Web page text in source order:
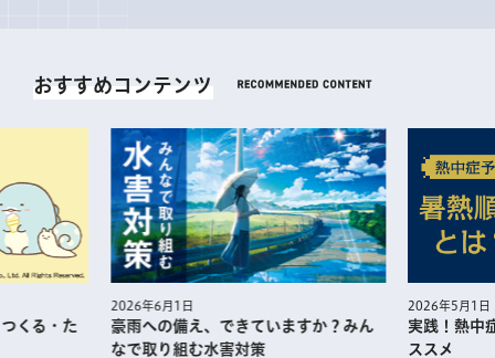
おすすめコンテンツ
くる・た
2026年6月1日
豪雨への備え、できていますか？みん
なで取り組む水害対策
2026年5月1日
実践！熱中
ススメ